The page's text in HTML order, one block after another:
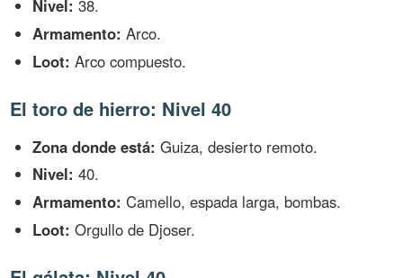
Nivel: 38.
Armamento: Arco.
Loot: Arco compuesto.
El toro de hierro: Nivel 40
Zona donde está: Guiza, desierto remoto.
Nivel: 40.
Armamento: Camello, espada larga, bombas.
Loot: Orgullo de Djoser.